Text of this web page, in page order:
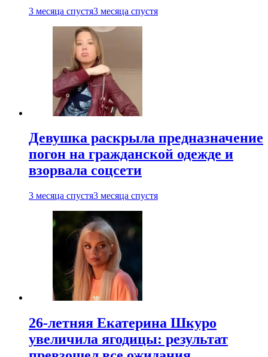
3 месяца спустя3 месяца спустя
Девушка раскрыла предназначение
погон на гражданской одежде и
взорвала соцсети
3 месяца спустя3 месяца спустя
26-летняя Екатерина Шкуро
увеличила ягодицы: результат